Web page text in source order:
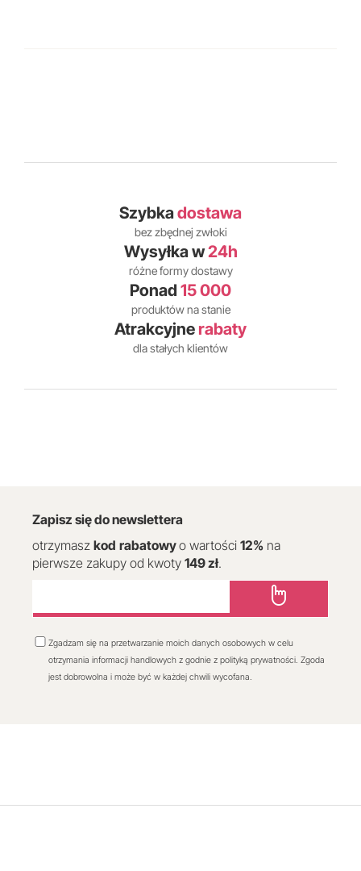
Szybkadostawa
bez zbędnej zwłoki
Wysyłka w24h
różne formy dostawy
Ponad 15 000
produktów na stanie
Atrakcyjne rabaty
dla stałych klientów
Zapisz się do newslettera
otrzymasz kod rabatowyo wartości 12% na
pierwsze zakupy od kwoty 149 zł.
Zgadzam się na przetwarzanie moich danych osobowych w celu
otrzymania informacji handlowych z godnie z polityką prywatności. Zgoda
jest dobrowolna i może być w każdej chwili wycofana.